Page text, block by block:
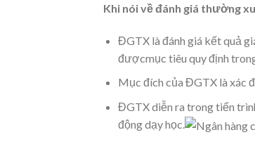
Khi nói về đánh giá thường
ĐGTX là đánh giá kết quả
đượcmục tiêu quy định
Mục đích của ĐGTX là xác
ĐGTX diễn ra trong tiến
động dạy học.